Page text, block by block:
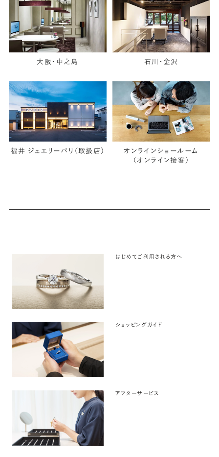
大阪・中之島 石川・金沢
福井 ジュエリーパリ（取扱店）
オンラインショールーム
（オンライン接客）
はじめてご利用される方へ
ショッピングガイド
アフターサービス